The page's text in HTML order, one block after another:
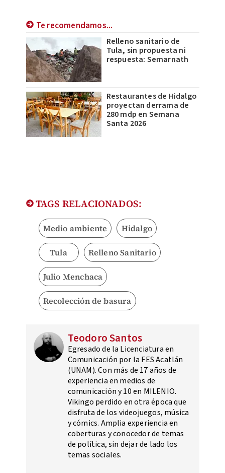
Te recomendamos...
Relleno sanitario de
Tula, sin propuesta ni
respuesta: Semarnath
Restaurantes de Hidalgo
proyectan derrama de
280 mdp en Semana
Santa 2026
TAGS RELACIONADOS:
Medio ambiente Hidalgo
Tula Relleno Sanitario
Julio Menchaca
Recolección de basura
Teodoro Santos
Egresado de la Licenciatura en
Comunicación por la FES Acatlán
(UNAM). Con más de 17 años de
experiencia en medios de
comunicación y 10 en MILENIO.
Vikingo perdido en otra época que
disfruta de los videojuegos, música
y cómics. Amplia experiencia en
coberturas y conocedor de temas
de política, sin dejar de lado los
temas sociales.